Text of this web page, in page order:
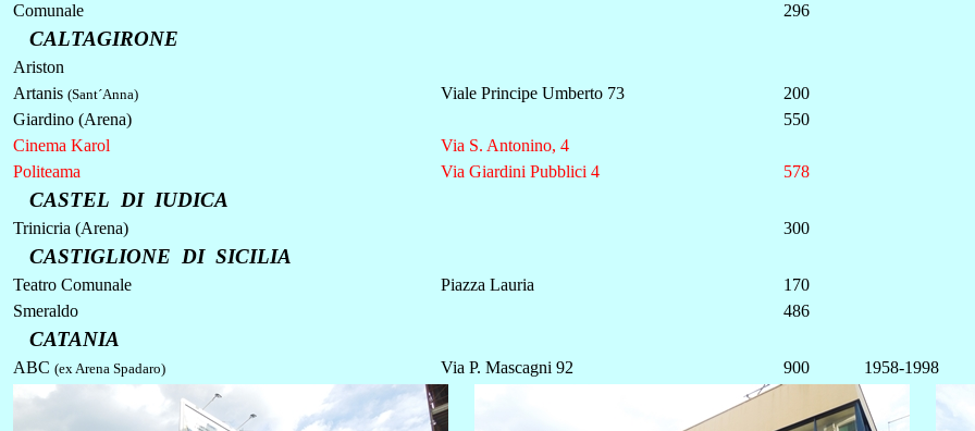
Comunale 296
CALTAGIRONE
Ariston
Artanis (Sant´Anna) Viale Principe Umberto 73
200
Giardino (Arena)
550
Cinema Karol
Via S. Antonino, 4
Politeama
Via Giardini Pubblici 4 578
CASTEL DI IUDICA
Trinicria (Arena) 300
CASTIGLIONE DI SICILIA
Teatro Comunale Piazza Lauria
170
Smeraldo
486
CATANIA
ABC (ex Arena Spadaro) Via P. Mascagni 92 900 1958-1998